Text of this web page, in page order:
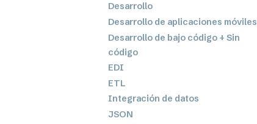
Desarrollo
Desarrollo de aplicaciones móviles
Desarrollo de bajo código + Sin
código
EDI
ETL
Integración de datos
JSON